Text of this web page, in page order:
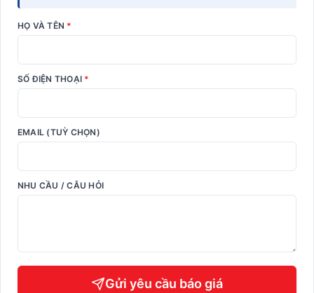
HỌ VÀ TÊN *
SỐ ĐIỆN THOẠI *
EMAIL (TUỲ CHỌN)
NHU CẦU / CÂU HỎI
Gửi yêu cầu báo giá